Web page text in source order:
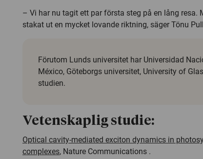
– Vi har nu tagit ett par första steg på en lång resa.
stakat ut en mycket lovande riktning, säger Tönu
Förutom Lunds universitet har Universidad
México, Göteborgs universitet, University of
studien.
Vetenskaplig studie:
Optical cavity-mediated exciton dynamics in
complexes, Nature Communications .